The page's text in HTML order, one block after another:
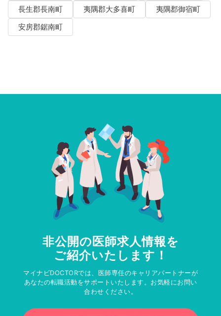
長生郡長南町
夷隅郡大多喜町
夷隅郡御宿町
安房郡鋸南町
非公開の医師求人情報を
ご紹介いたします！
マイナビDOCTORでは、医師専任のキャリアパートナーが
あなたの転職活動をサポートいたします。お気軽にお問い
合わせください。